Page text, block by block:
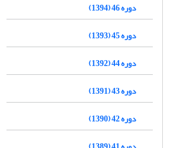
دوره 46 (1394)
دوره 45 (1393)
دوره 44 (1392)
دوره 43 (1391)
دوره 42 (1390)